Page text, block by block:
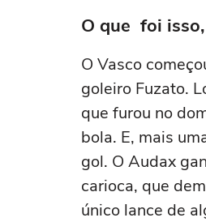
O que foi
O Vasco
goleiro Fuzato.
que furou no
bola. E, mais
gol. O Audax
carioca, que
único lance de